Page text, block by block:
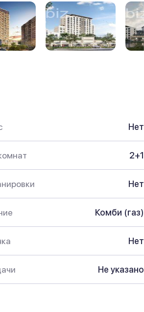
Нет
2+1
Нет
Комби (газ)
Нет
Не указано